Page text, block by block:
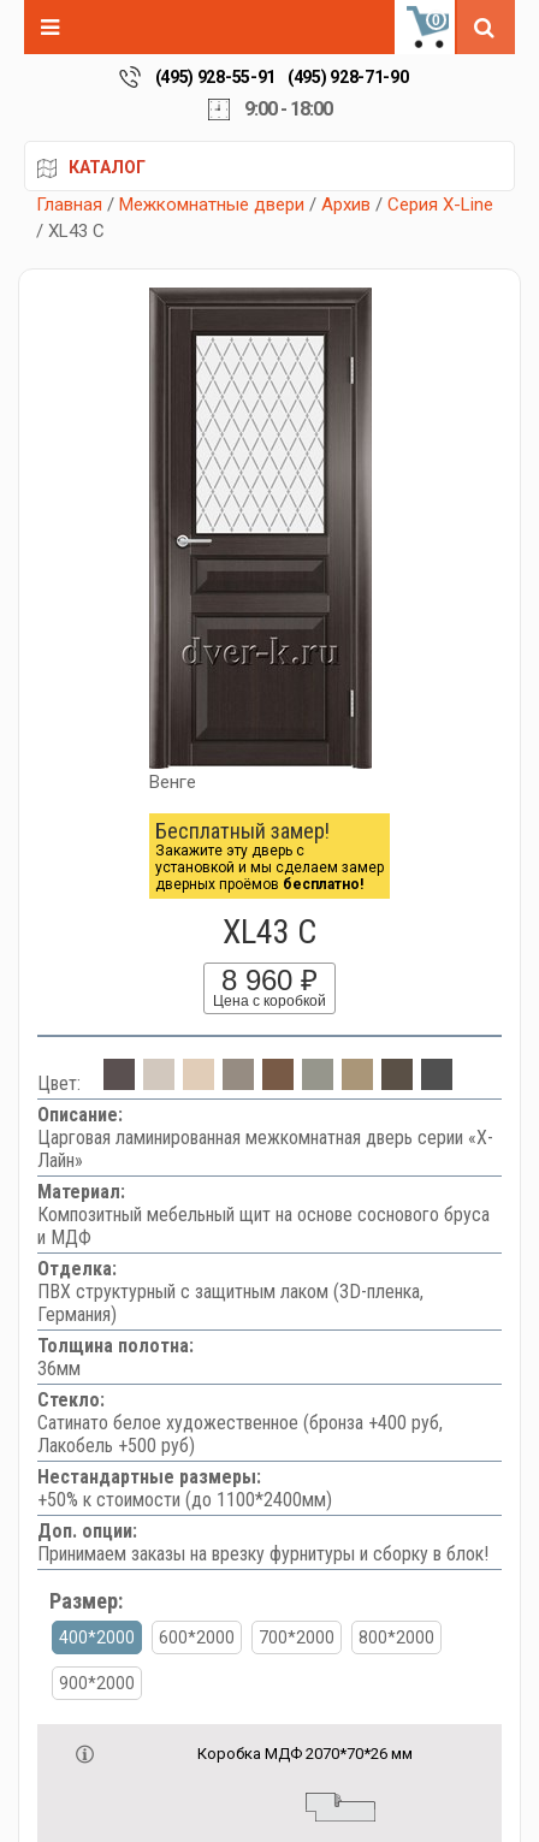
0
(495) 928-55-91 (495) 928-71-90
9:00 - 18:00
КАТАЛОГ
Главная / Межкомнатные двери / Архив / Серия X-Line
/ XL43 C
Венге
Бесплатный замер!
Закажите эту дверь с
установкой и мы сделаем замер
дверных проёмов бесплатно!
XL43 C
8 960 ₽
Цена с коробкой
Цвет:
Описание:
Царговая ламинированная межкомнатная дверь серии «Х-
Лайн»
Материал:
Композитный мебельный щит на основе соснового бруса
и МДФ
Отделка:
ПВХ структурный с защитным лаком (3D-пленка,
Германия)
Толщина полотна:
36мм
Стекло:
Сатинато белое художественное (бронза +400 руб,
Лакобель +500 руб)
Нестандартные размеры:
+50% к стоимости (до 1100*2400мм)
Доп. опции:
Принимаем заказы на врезку фурнитуры и сборку в блок!
Размер:
400*2000 600*2000 700*2000 800*2000
900*2000
Коробка МДФ 2070*70*26 мм